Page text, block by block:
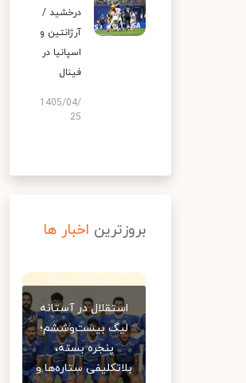
درخشید /
آرژانتین و
اسپانیا در
فینال
1405/04/
25
بروزترین اخبار ها
استقلال در آستانه
لیگ بیست‌وششم؛
پنجره بسته،
بلاتکلیفی ستاره‌ها و